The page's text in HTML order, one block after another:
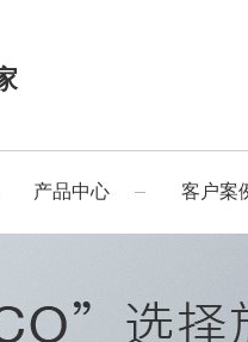
产品中心 客户案